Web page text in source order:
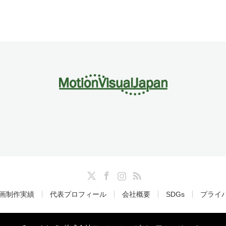
RSS
制作実績 代表プロフィール 会社概要 SDGs プライ